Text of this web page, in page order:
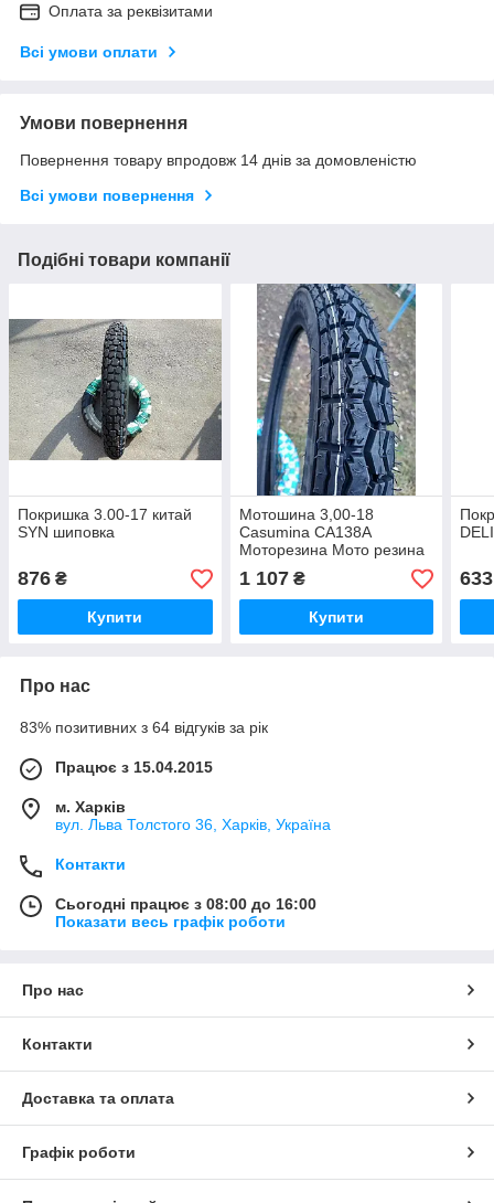
Оплата за реквізитами
Всі умови оплати
Умови повернення
Повернення товару впродовж 14 днів за домовленістю
Всі умови повернення
Подібні товари компанії
Покришка 3.00-17 китай
SYN шиповка
876 ₴
Купити
Мотошина 3,00-18
Casumina CA138A
Моторезина Мото резина
18
1 107₴
Купити
633
Про нас
83% позитивних з 64 відгуків за рік
Працює з 15.04.2015
м. Харків
вул. Льва Толстого 36, Харків, Україна
Контакти
Сьогодні працює з 08:00 до 16:00
Показати весь графік роботи
Про нас
Контакти
Доставка та оплата
Графік роботи